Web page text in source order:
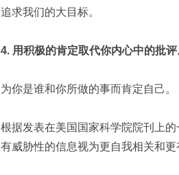
追求我们的大目标。
4. 用积极的肯定取代你内心中的批评
为你是谁和你所做的事而肯定自己。
根据发表在美国国家科学院院刊上
有威胁性的信息视为更自我相关和更